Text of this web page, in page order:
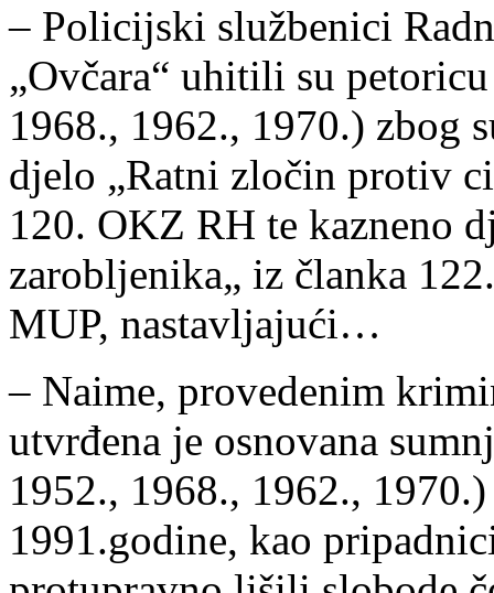
– Policijski službenici
„Ovčara“ uhitili su
1968., 1962., 1970.) zbog
djelo „Ratni zločin protiv
120. OKZ RH te kazneno
zarobljenika„ iz članka
MUP, nastavljajući…
– Naime, provedenim
utvrđena je osnovana
1952., 1968., 1962.,
1991.godine, kao